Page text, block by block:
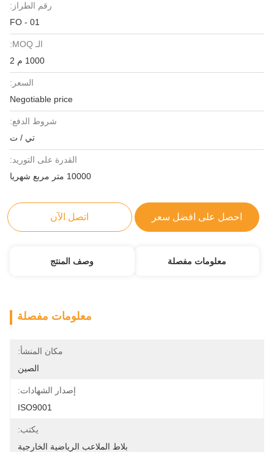
رقم الطراز:
FO - 01
الـ MOQ:
1000 م 2
السعر:
Negotiable price
شروط الدفع:
تي / ت
القدرة على التوريد:
10000 متر مربع شهريا
احصل على افضل سعر اتصل الآن
معلومات مفصلة وصف المنتج
معلومات مفصلة
مكان المنشأ:
الصين
إصدار الشهادات:
ISO9001
يكتب:
بلاط الملاعب الرياضية الخارجية